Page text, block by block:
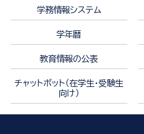
学務情報システム
学年暦
教育情報の公表
チャットボット（在学生・受験生
向け）